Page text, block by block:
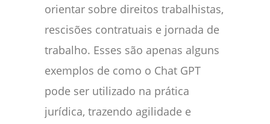
orientar sobre direitos trabalhistas,
rescisões contratuais e jornada de
trabalho. Esses são apenas alguns
exemplos de como o Chat GPT
pode ser utilizado na prática
jurídica, trazendo agilidade e